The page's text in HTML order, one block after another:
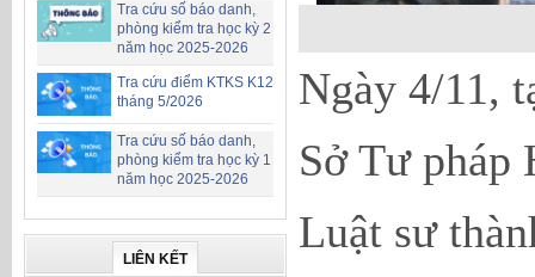
Tra cứu số báo danh,
phòng kiểm tra học kỳ 2
năm học 2025-2026
Tra cứu điểm KTKS K12
tháng 5/2026
Tra cứu số báo danh,
phòng kiểm tra học kỳ 1
năm học 2025-2026
LIÊN KẾT
Ngày 4/11,
Sở Tư
Luật sư